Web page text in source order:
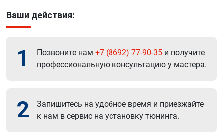
Ваши действия:
1 Позвоните нам +7 (8692) 77-90-35 и получите
профессиональную консультацию у мастера.
2
Запишитесь на удобное время и приезжайте
к нам в сервис на установку тюнинга.